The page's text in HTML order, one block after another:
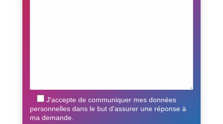
J'accepte de communiquer mes données
personnelles dans le but d'assurer une réponse à
ma demande.